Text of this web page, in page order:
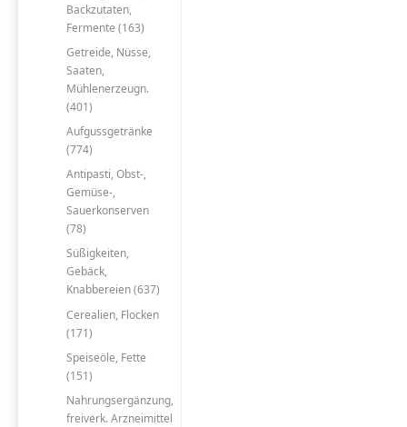
Backzutaten,
Fermente (163)
Getreide, Nüsse,
Saaten,
Mühlenerzeugn.
(401)
Aufgussgetränke
(774)
Antipasti, Obst-,
Gemüse-,
Sauerkonserven
(78)
Süßigkeiten,
Gebäck,
Knabbereien (637)
Cerealien, Flocken
(171)
Speiseöle, Fette
(151)
Nahrungsergänzung,
freiverk. Arzneimittel